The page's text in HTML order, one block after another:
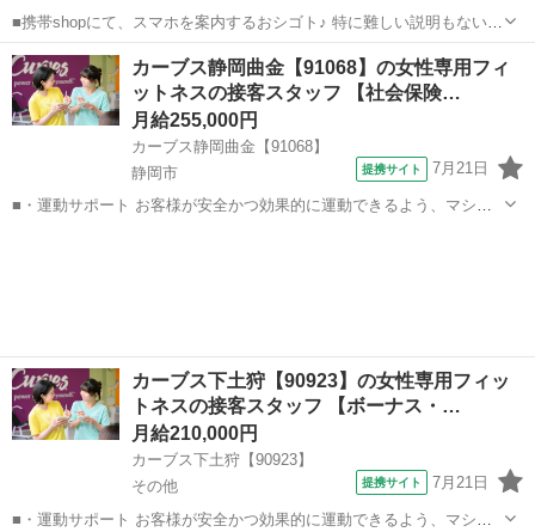
■携帯shopにて、スマホを案内するおシゴト♪ 特に難しい説明もないの
で、ご安心を。新規契約、機種変更、 各種料金プランのご相談対応・
ご提案などをお願いします。 初めての方でも安心♪ あなた専属のコー
ディネーターが親切・丁...
静岡 静岡市 その他
カーブス静岡曲金【91068】の女性専用フィ
ットネスの接客スタッフ 【社会保険…
月給255,000円
カーブス静岡曲金【91068】
静岡市
提携サイト 7月21日
■・運動サポート お客様が安全かつ効果的に運動できるよう、マシン
カーブス下土狩【90923】の女性専用フィッ
トネスの接客スタッフ 【ボーナス・…
月給210,000円
カーブス下土狩【90923】
その他
提携サイト 7月21日
■・運動サポート お客様が安全かつ効果的に運動できるよう、マシン